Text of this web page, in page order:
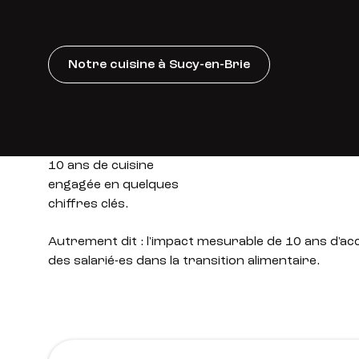
Notre cuisine à Sucy-en-Brie
10 ans de cuisine
engagée en quelques
chiffres clés.
Autrement dit : l'impact mesurable de 10 ans
des salarié-es dans la transition alimentaire.